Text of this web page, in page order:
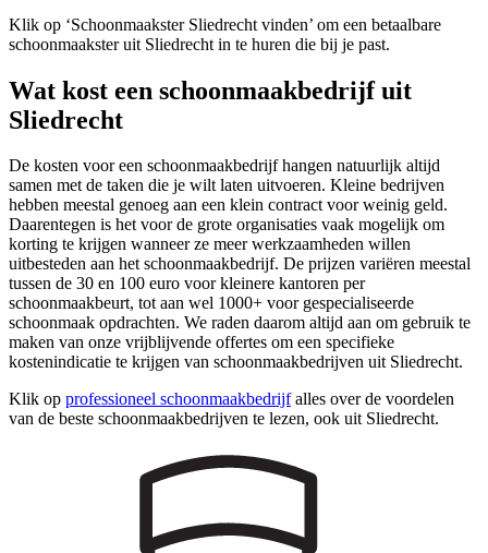
Klik op ‘Schoonmaakster Sliedrecht vinden’ om een betaalbare
schoonmaakster uit Sliedrecht in te huren die bij je past.
Wat kost een schoonmaakbedrijf uit
Sliedrecht
De kosten voor een schoonmaakbedrijf hangen natuurlijk altijd
samen met de taken die je wilt laten uitvoeren. Kleine bedrijven
hebben meestal genoeg aan een klein contract voor weinig geld.
Daarentegen is het voor de grote organisaties vaak mogelijk om
korting te krijgen wanneer ze meer werkzaamheden willen
uitbesteden aan het schoonmaakbedrijf. De prijzen variëren meestal
tussen de 30 en 100 euro voor kleinere kantoren per
schoonmaakbeurt, tot aan wel 1000+ voor gespecialiseerde
schoonmaak opdrachten. We raden daarom altijd aan om gebruik te
maken van onze vrijblijvende offertes om een specifieke
kostenindicatie te krijgen van schoonmaakbedrijven uit Sliedrecht.
Klik op professioneel schoonmaakbedrijfalles over de voordelen
van de beste schoonmaakbedrijven te lezen, ook uit Sliedrecht.